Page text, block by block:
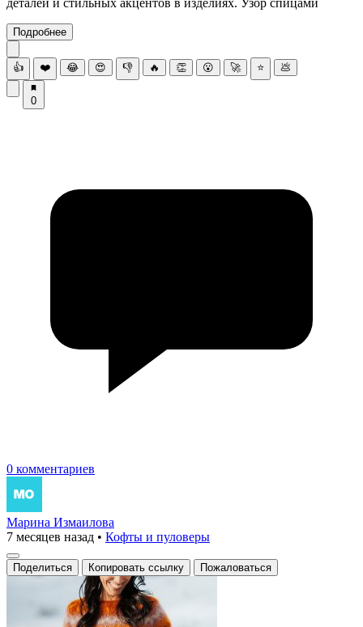
Подробнее
👍 ❤️ 😂 😍 👎 🔥 👏 😮 🚀 ⭐ 💩
0
0 комментариев
Марина Измаилова
7 месяцев назад • Кофты и пуловеры
Поделиться Копировать ссылку Пожаловаться